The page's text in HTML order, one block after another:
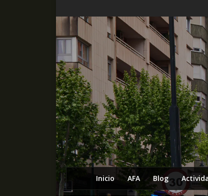
Inicio AFA Blog